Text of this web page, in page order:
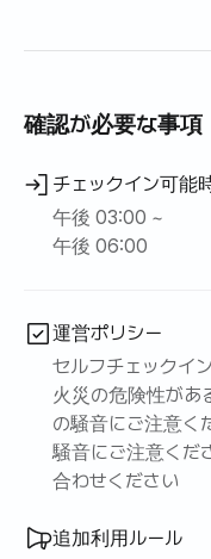
- クイーンサイズベッ
-駅三駅徒歩7分 -駐
-階段5つ下がるリン
の際に参考にしてく
- 宿泊施設全体のゲ
していません
確認が必要な事項
チェックイン可能
午後 03:00 ~
午後 06:00
運営ポリシー
セルフチェックイ
火災の危険性があ
の騒音にご注意く
騒音にご注意くだ
合わせください
追加利用ルール